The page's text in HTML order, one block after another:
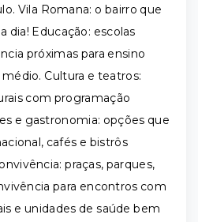
Vila Romana: o bairro que
dia! Educação: escolas
próximas para ensino
Cultura e teatros:
com programação
e gastronomia: opções que
cafés e bistrôs
praças, parques,
para encontros com
e unidades de saúde bem